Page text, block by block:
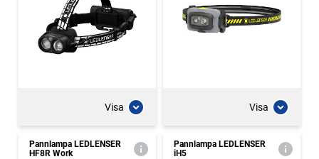
Visa Visa
Pannlampa LEDLENSER
HF8R Work
Pannlampa LEDLENSER
iH5